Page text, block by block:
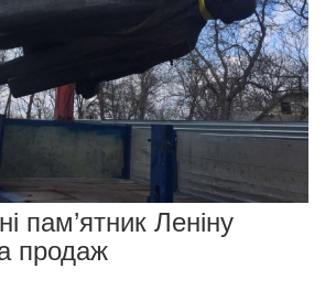
пам’ятник Леніну
продаж